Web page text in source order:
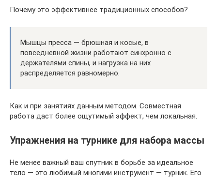
Почему это эффективнее традиционных способов?
Мышцы пресса — брюшная и косые, в
повседневной жизни работают синхронно с
держателями спины, и нагрузка на них
распределяется равномерно.
Как и при занятиях данным методом. Совместная
работа даст более ощутимый эффект, чем локальная.
Упражнения на турнике для набора массы
Не менее важный ваш спутник в борьбе за идеальное
тело — это любимый многими инструмент — турник. Его